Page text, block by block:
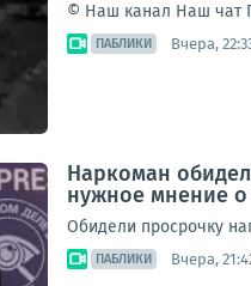
© Наш канал Наш чат
ПАБЛИКИ Вчера,
Наркоман
нужное мнение о
Обидели просрочку
ПАБЛИКИ Вчера,